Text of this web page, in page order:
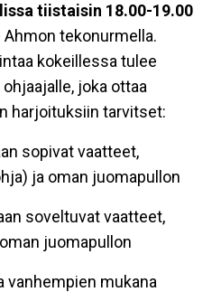
tiistaisin 18.00-19.00
tekonurmella.
kokeillessa tulee
joka ottaa
harjoituksiin tarvitset:
sopivat vaatteet,
ja oman juomapullon
soveltuvat vaatteet,
juomapullon
vanhempien mukana